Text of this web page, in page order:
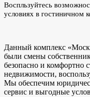
Воспльзуйтесь
условиях в гостиничном
Данный комплекс
были смены
безопасно и комфортно
недвижимости,
Мы обеспечим
сервис и выгодные